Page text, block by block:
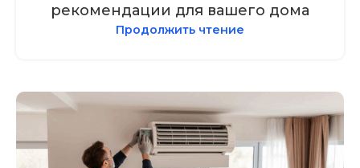
рекомендации для вашего дома
Продолжить чтение